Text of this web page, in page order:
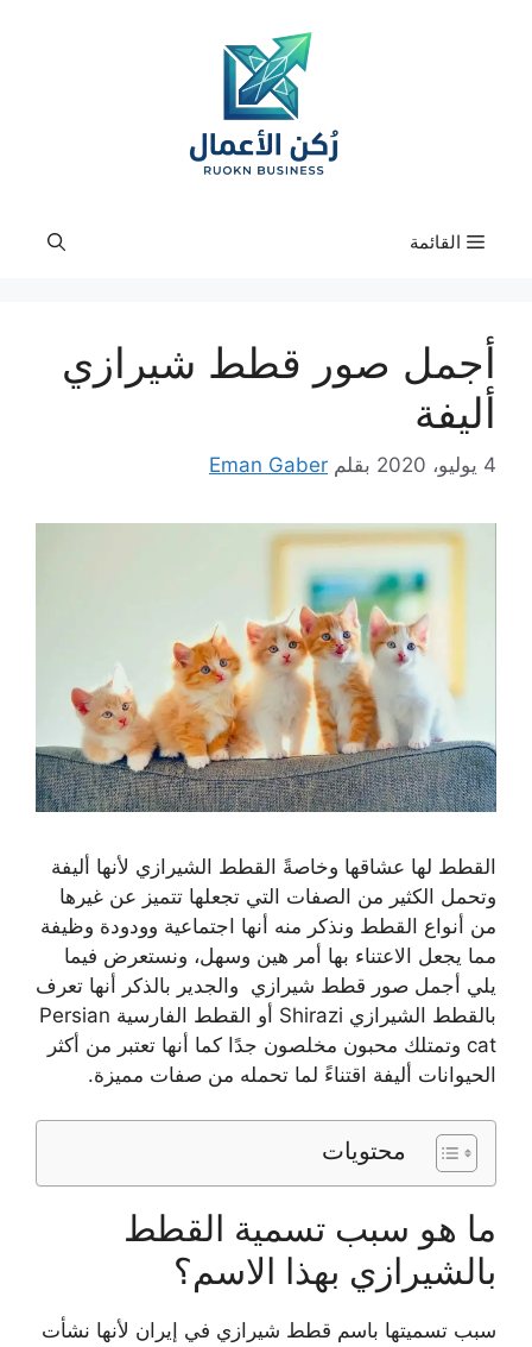
القائمة
أجمل صور قطط شيرازي
أليفة
4 يوليو، 2020 بقلم Eman Gaber
القطط لها عشاقها وخاصةً القطط الشيرازي لأنها أليفة
وتحمل الكثير من الصفات التي تجعلها تتميز عن غيرها
من أنواع القطط ونذكر منه أنها اجتماعية وودودة وظيفة
مما يجعل الاعتناء بها أمر هين وسهل، ونستعرض فيما
يلي أجمل صور قطط شيرازي والجدير بالذكر أنها تعرف
بالقطط الشيرازي Shirazi أو القطط الفارسية Persian
cat وتمتلك محبون مخلصون جدًا كما أنها تعتبر من أكثر
الحيوانات أليفة اقتناءً لما تحمله من صفات مميزة.
محتويات
ما هو سبب تسمية القطط
بالشيرازي بهذا الاسم؟
سبب تسميتها باسم قطط شيرازي في إيران لأنها نشأت